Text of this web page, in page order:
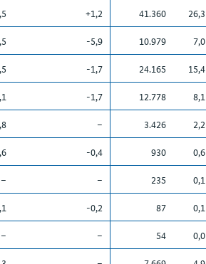
+1,2 41.360 26,3
-5,9 10.979 7,0
-1,7 24.165 15,4
-1,7 12.778 8,1
– 3.426 2,2
-0,4 930 0,6
– – 235 0,1
-0,2 87 0,1
– – 54 0,0